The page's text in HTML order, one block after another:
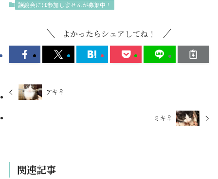
譲渡会には参加しませんが募集中！
よかったらシェアしてね！
アキ♀
ミキ♀
関連記事